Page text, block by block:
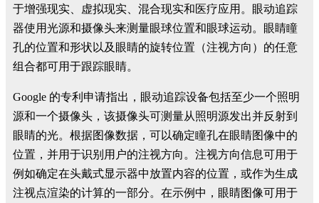
于增强现实、虚拟现实、混合现实和医疗应用。眼动追踪
器使用光源和摄像头来测量眼球位置和眼球运动。眼睛瞳
孔的位置和形状以及眼睛的旋转位置（注视方向）的任意
组合都可用于跟踪眼睛。
Google 的专利申请指出，眼动追踪设备包括至少一个照明
源和一个摄像头，该摄像头可测量从照明源发出并反射到
眼睛的光。根据图像数据，可以确定瞳孔在眼睛图像中的
位置，并用于识别用户的注视方向。注视方向信息可用于
例如确定在头戴式显示器中放置内容的位置，或作为生成
注视点渲染的计算的一部分。在示例中，眼睛图像可用于